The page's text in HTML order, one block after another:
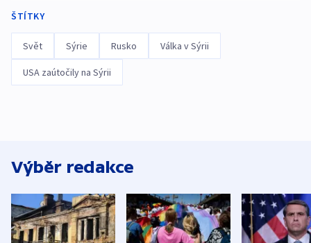
ŠTÍTKY
Svět Sýrie Rusko Válka v Sýrii
USA zaútočily na Sýrii
Výběr redakce